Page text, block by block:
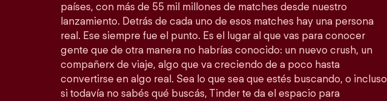
países, con más de 55 mil millones de matches desde nuestro
lanzamiento. Detrás de cada uno de esos matches hay una persona
real. Ese siempre fue el punto. Es el lugar al que vas para conocer
gente que de otra manera no habrías conocido: un nuevo crush, un
compañerx de viaje, algo que va creciendo de a poco hasta
convertirse en algo real. Sea lo que sea que estés buscando, o incluso
si todavía no sabés qué buscás, Tinder te da el espacio para